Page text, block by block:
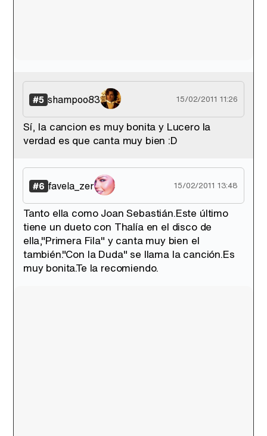
#5 shampoo83 15/02/2011 11:26
Sí, la cancion es muy bonita y Lucero la
verdad es que canta muy bien :D
#6 favela_zer 15/02/2011 13:48
Tanto ella como Joan Sebastián.Este último
tiene un dueto con Thalía en el disco de
ella,"Primera Fila" y canta muy bien el
también."Con la Duda" se llama la canción.Es
muy bonita.Te la recomiendo.